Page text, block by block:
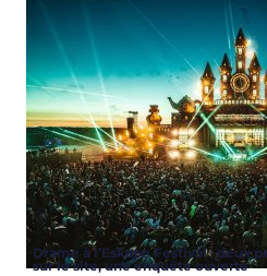
Drame à l’Eskape Festival : deux
sur le site, une enquête ouverte